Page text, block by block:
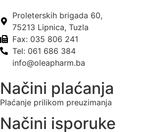
Proleterskih brigada 60,
75213 Lipnica, Tuzla
Fax: 035 806 241
Tel: 061 686 384
info@oleapharm.ba
Načini plaćanja
Plaćanje prilikom preuzimanja
Načini isporuke